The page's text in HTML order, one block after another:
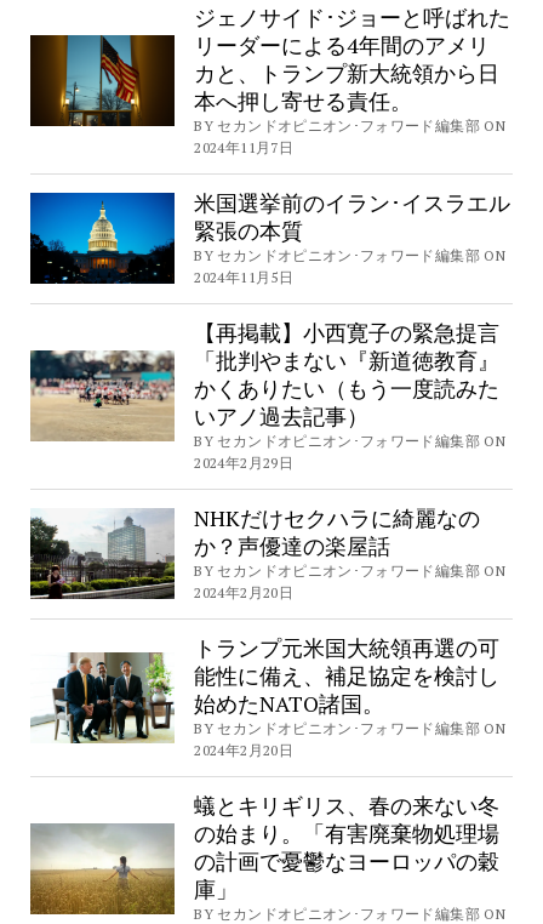
ジェノサイド･ジョーと呼ばれた
リーダーによる4年間のアメリ
カと、トランプ新大統領から日
本へ押し寄せる責任。
BY セカンドオピニオン･フォワード編集部 ON
2024年11月7日
米国選挙前のイラン･イスラエル
緊張の本質
BY セカンドオピニオン･フォワード編集部 ON
2024年11月5日
【再掲載】小西寛子の緊急提言
「批判やまない『新道徳教育』
かくありたい（もう一度読みた
いアノ過去記事）
BY セカンドオピニオン･フォワード編集部 ON
2024年2月29日
NHKだけセクハラに綺麗なの
か？声優達の楽屋話
BY セカンドオピニオン･フォワード編集部 ON
2024年2月20日
トランプ元米国大統領再選の可
能性に備え、補足協定を検討し
始めたNATO諸国。
BY セカンドオピニオン･フォワード編集部 ON
2024年2月20日
蟻とキリギリス、春の来ない冬
の始まり。「有害廃棄物処理場
の計画で憂鬱なヨーロッパの穀
庫」
BY セカンドオピニオン･フォワード編集部 ON